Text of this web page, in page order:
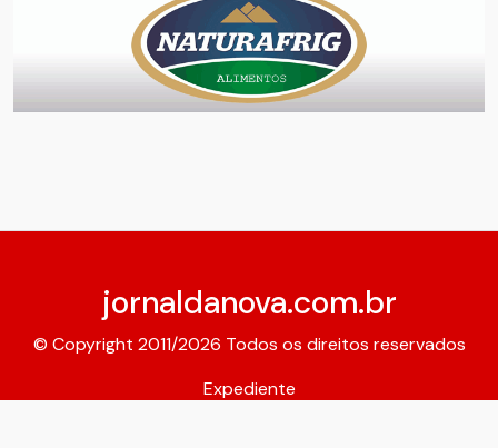
jornaldanova.com.br
© Copyright 2011/2026 Todos os direitos reservados
Expediente